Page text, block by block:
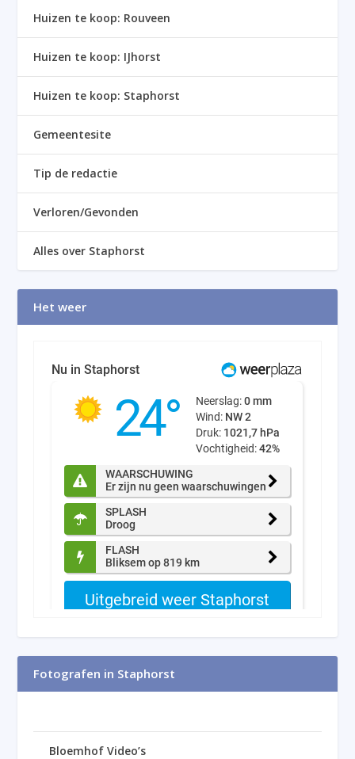
Huizen te koop: Rouveen
Huizen te koop: IJhorst
Huizen te koop: Staphorst
Gemeentesite
Tip de redactie
Verloren/Gevonden
Alles over Staphorst
Het weer
Fotografen in Staphorst
Bloemhof Video’s